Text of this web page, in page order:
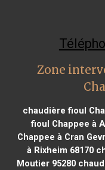
Zone
chaudière fioul
fioul Chappee à
Chappee à Cran
à Rixheim 68170
Moutier 95280